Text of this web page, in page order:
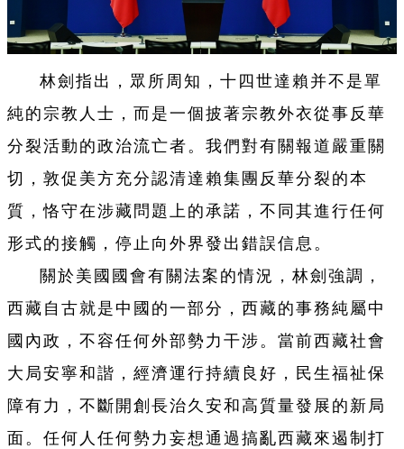
林劍指出，眾所周知，十四世達賴并不是單
純的宗教人士，而是一個披著宗教外衣從事反華
分裂活動的政治流亡者。我們對有關報道嚴重關
切，敦促美方充分認清達賴集團反華分裂的本
質，恪守在涉藏問題上的承諾，不同其進行任何
形式的接觸，停止向外界發出錯誤信息。
關於美國國會有關法案的情況，林劍強調，
西藏自古就是中國的一部分，西藏的事務純屬中
國內政，不容任何外部勢力干涉。當前西藏社會
大局安寧和諧，經濟運行持續良好，民生福祉保
障有力，不斷開創長治久安和高質量發展的新局
面。任何人任何勢力妄想通過搞亂西藏來遏制打